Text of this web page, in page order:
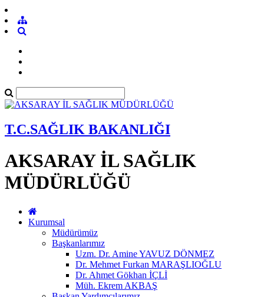
T.C.SAĞLIK BAKANLIĞI
AKSARAY İL SAĞLIK
MÜDÜRLÜĞÜ
Kurumsal
Müdürümüz
Başkanlarımız
Uzm. Dr. Amine YAVUZ DÖNMEZ
Dr. Mehmet Furkan MARAŞLIOĞLU
Dr. Ahmet Gökhan İÇLİ
Müh. Ekrem AKBAŞ